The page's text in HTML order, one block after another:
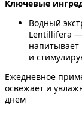
Ключевые
Водный
Lentillifera —
и
Ежедневное
освежает и
днем